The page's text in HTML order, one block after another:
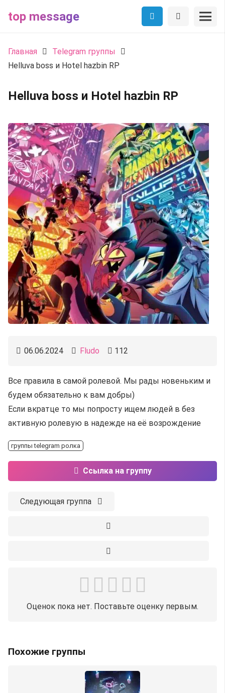
top message
Главная
Telegram группы
Helluva boss и Hotel hazbin RP
Helluva boss и Hotel hazbin RP
06.06.2024 Fludo 112
Все правила в самой ролевой. Мы рады новеньким и
будем обязательно к вам добры)
Если вкратце то мы попросту ищем людей в без
активную ролевую в надежде на её возрождение
группы telegram ролка
Ссылка на группу
Следующая группа
Оценок пока нет. Поставьте оценку первым.
Похожие группы